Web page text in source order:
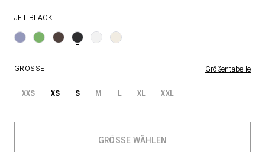
JET BLACK
GRÖSSE Größentabelle
XXS XS S M L XL XXL